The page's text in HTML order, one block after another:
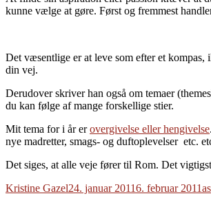
kunne vælge at gøre. Først og fremmest
Det væsentlige er at leve som efter et
din vej.
Derudover skriver han også om temaer
du kan følge af mange forskellige stier.
Mit tema for i år erovergivelse eller hengivelse
nye madretter, smags- og duftoplevelser etc.
Det siges, at alle veje fører til Rom. Det
Forfatter
Kristine GazelUdgivet
24. januar 20116. februar 2011